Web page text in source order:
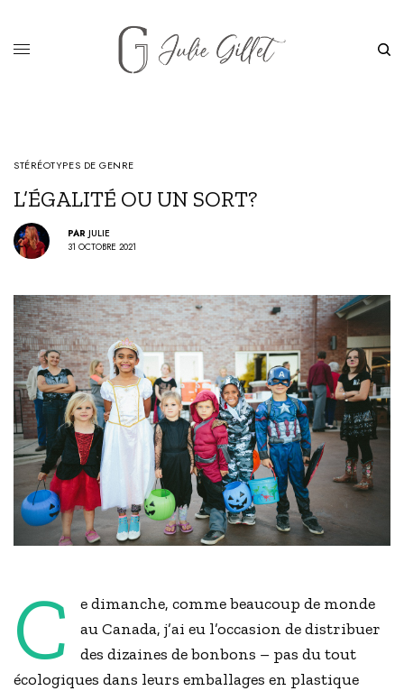
STÉRÉOTYPES DE GENRE
L’ÉGALITÉ OU UN SORT?
PAR JULIE
31 OCTOBRE 2021
C
e dimanche, comme beaucoup de monde
au Canada, j’ai eu l’occasion de distribuer
des dizaines de bonbons – pas du tout
écologiques dans leurs emballages en plastique